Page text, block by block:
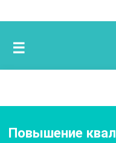
☰
Повышение